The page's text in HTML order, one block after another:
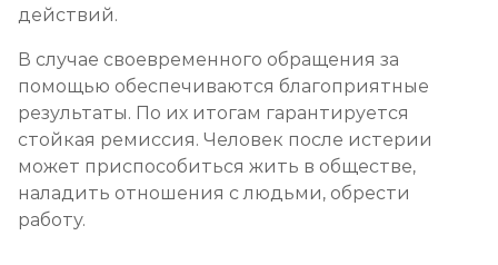
действий.
В случае своевременного обращения за
помощью обеспечиваются благоприятные
результаты. По их итогам гарантируется
стойкая ремиссия. Человек после истерии
может приспособиться жить в обществе,
наладить отношения с людьми, обрести
работу.